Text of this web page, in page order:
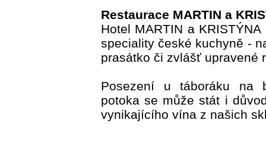
Restaurace MARTIN a
Hotel MARTIN a
speciality české kuchyně -
prasátko či zvlášť upravené
Posezení u táboráku na
potoka se může stát i
vynikajícího vína z našich